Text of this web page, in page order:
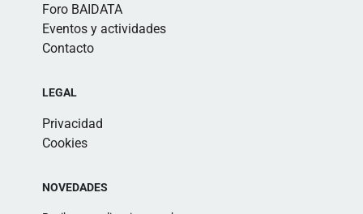
Foro BAIDATA
Eventos y actividades
Contacto
LEGAL
Privacidad
Cookies
NOVEDADES